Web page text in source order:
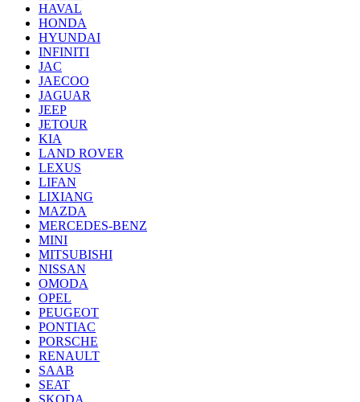
HAVAL
HONDA
HYUNDAI
INFINITI
JAC
JAECOO
JAGUAR
JEEP
JETOUR
KIA
LAND ROVER
LEXUS
LIFAN
LIXIANG
MAZDA
MERCEDES-BENZ
MINI
MITSUBISHI
NISSAN
OMODA
OPEL
PEUGEOT
PONTIAC
PORSCHE
RENAULT
SAAB
SEAT